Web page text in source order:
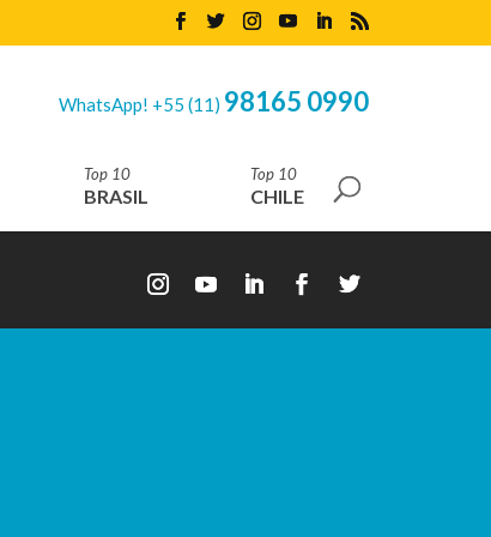
WhatsApp! +55 (11) 98165 0990
Top 10
BRASIL
Top 10
CHILE